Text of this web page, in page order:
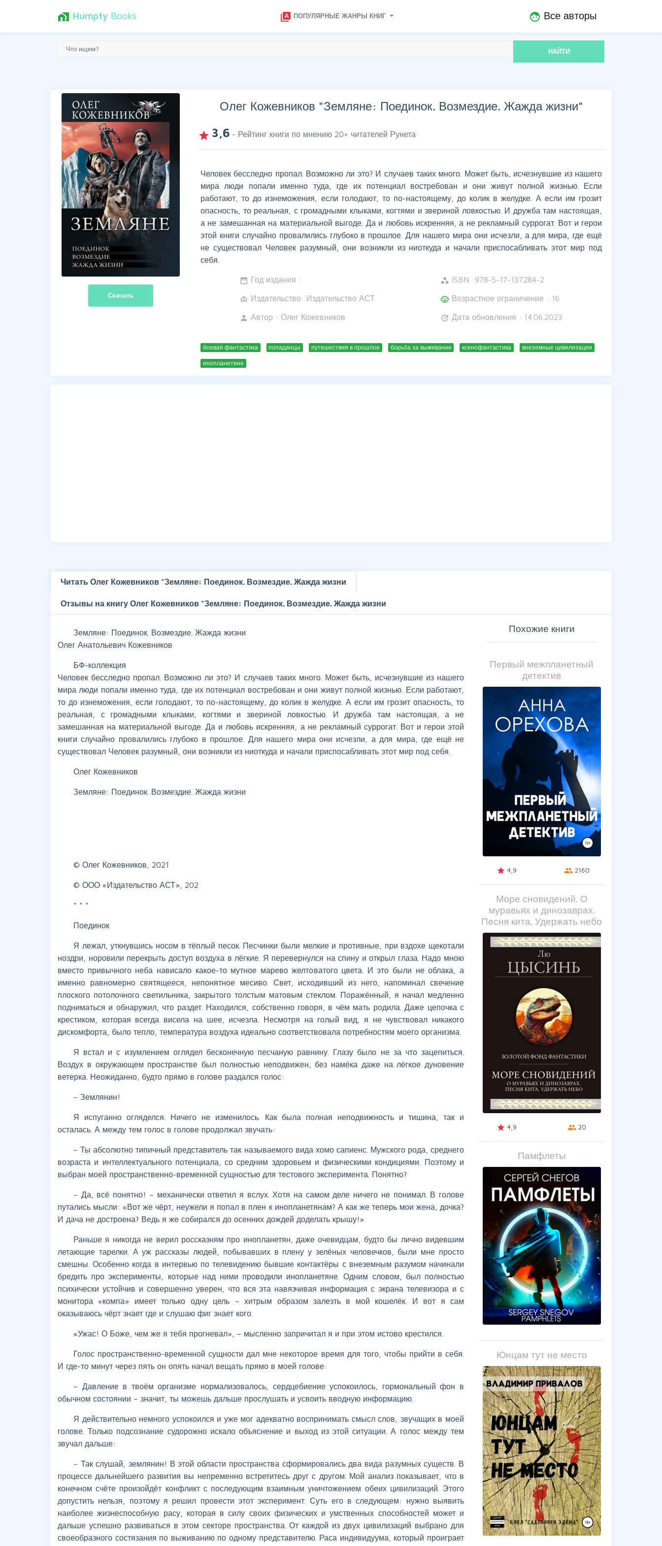
home_work Humpty Books type_specimen ПОПУЛЯРНЫЕ ЖАНРЫ КНИГ face Все авторы
НАЙТИ
Скачать
Олег Кожевников "Земляне: Поединок. Возмездие. Жажда жизни"
grade 3,6 - Рейтинг книги по мнению 20+ читателей Рунета
Человек бесследно пропал. Возможно ли это? И случаев таких много. Может быть, исчезнувшие из нашего
мира люди попали именно туда, где их потенциал востребован и они живут полной жизнью. Если
работают, то до изнеможения, если голодают, то по-настоящему, до колик в желудке. А если им грозит
опасность, то реальная, с громадными клыками, когтями и звериной ловкостью. И дружба там настоящая,
а не замешанная на материальной выгоде. Да и любовь искренняя, а не рекламный суррогат. Вот и герои
этой книги случайно провалились глубоко в прошлое. Для нашего мира они исчезли, а для мира, где ещё
не существовал Человек разумный, они возникли из ниоткуда и начали приспосабливать этот мир под
себя.
date_range Год издания :
foundation Издательство :Издательство АСТ
person Автор : Олег Кожевников
workspaces ISBN :978-5-17-137284-2
child_careВозрастное ограничение : 16
update Дата обновления : 14.06.2023
боевая фантастика попаданцы путешествия в прошлое борьба за выживание ксенофантастика внеземные цивилизации
инопланетяне
Читать Олег Кожевников "Земляне: Поединок. Возмездие. Жажда жизни
Отзывы на книгу Олег Кожевников "Земляне: Поединок. Возмездие. Жажда жизни
Земляне: Поединок. Возмездие. Жажда жизни
Олег Анатольевич Кожевников
БФ-коллекция
Человек бесследно пропал. Возможно ли это? И случаев таких много. Может быть, исчезнувшие из нашего
мира люди попали именно туда, где их потенциал востребован и они живут полной жизнью. Если работают,
то до изнеможения, если голодают, то по-настоящему, до колик в желудке. А если им грозит опасность, то
реальная, с громадными клыками, когтями и звериной ловкостью. И дружба там настоящая, а не
замешанная на материальной выгоде. Да и любовь искренняя, а не рекламный суррогат. Вот и герои этой
книги случайно провалились глубоко в прошлое. Для нашего мира они исчезли, а для мира, где ещё не
существовал Человек разумный, они возникли из ниоткуда и начали приспосабливать этот мир под себя.
Олег Кожевников
Земляне: Поединок. Возмездие. Жажда жизни
© Олег Кожевников, 2021
© ООО «Издательство АСТ», 202
* * *
Поединок
Я лежал, уткнувшись носом в тёплый песок. Песчинки были мелкие и противные, при вздохе щекотали
ноздри, норовили перекрыть доступ воздуха в лёгкие. Я перевернулся на спину и открыл глаза. Надо мною
вместо привычного неба нависало какое-то мутное марево желтоватого цвета. И это были не облака, а
именно равномерно святящееся, непонятное месиво. Свет, исходивший из него, напоминал свечение
плоского потолочного светильника, закрытого толстым матовым стеклом. Поражённый, я начал медленно
подниматься и обнаружил, что раздет. Находился, собственно говоря, в чём мать родила. Даже цепочка с
крестиком, которая всегда висела на шее, исчезла. Несмотря на голый вид, я не чувствовал никакого
дискомфорта, было тепло, температура воздуха идеально соответствовала потребностям моего организма.
Я встал и с изумлением оглядел бесконечную песчаную равнину. Глазу было не за что зацепиться.
Воздух в окружающем пространстве был полностью неподвижен, без намёка даже на лёгкое дуновение
ветерка. Неожиданно, будто прямо в голове раздался голос:
– Землянин!
Я испуганно огляделся. Ничего не изменилось. Как была полная неподвижность и тишина, так и
осталась. А между тем голос в голове продолжал звучать:
– Ты абсолютно типичный представитель так называемого вида хомо сапиенс. Мужского рода, среднего
возраста и интеллектуального потенциала, со средним здоровьем и физическими кондициями. Поэтому и
выбран моей пространственно-временной сущностью для тестового эксперимента. Понятно?
– Да, всё понятно! – механически ответил я вслух. Хотя на самом деле ничего не понимал. В голове
путались мысли: «Вот же чёрт, неужели я попал в плен к инопланетянам? А как же теперь мои жена, дочка?
И дача не достроена? Ведь я же собирался до осенних дождей доделать крышу!»
Раньше я никогда не верил россказням про инопланетян, даже очевидцам, будто бы лично видевшим
летающие тарелки. А уж рассказы людей, побывавших в плену у зелёных человечков, были мне просто
смешны. Особенно когда в интервью по телевидению бывшие контактёры с внеземным разумом начинали
бредить про эксперименты, которые над ними проводили инопланетяне. Одним словом, был полностью
психически устойчив и совершенно уверен, что вся эта навязчивая информация с экрана телевизора и с
монитора «компа» имеет только одну цель – хитрым образом залезть в мой кошелёк. И вот я сам
оказываюсь чёрт знает где и слушаю фиг знает кого.
«Ужас! О Боже, чем же я тебя прогневал», – мысленно запричитал я и при этом истово крестился.
Голос пространственно-временной сущности дал мне некоторое время для того, чтобы прийти в себя.
И где-то минут через пять он опять начал вещать прямо в моей голове:
– Давление в твоём организме нормализовалось, сердцебиение успокоилось, гормональный фон в
обычном состоянии – значит, ты можешь дальше прослушать и усвоить вводную информацию.
Я действительно немного успокоился и уже мог адекватно воспринимать смысл слов, звучащих в моей
голове. Только подсознание судорожно искало объяснение и выход из этой ситуации. А голос между тем
звучал дальше:
– Так слушай, землянин! В этой области пространства сформировались два вида разумных существ. В
процессе дальнейшего развития вы непременно встретитесь друг с другом. Мой анализ показывает, что в
конечном счёте произойдёт конфликт с последующим взаимным уничтожением обеих цивилизаций. Этого
допустить нельзя, поэтому я решил провести этот эксперимент. Суть его в следующем: нужно выявить
наиболее жизнеспособную расу, которая в силу своих физических и умственных способностей может и
дальше успешно развиваться в этом секторе пространства. От каждой из двух цивилизаций выбрано для
своеобразного состязания по выживанию по одному представителю. Раса индивидуума, который проиграет
Похожие книги
Первый межпланетный
детектив
grade 4,9 group 2160
Море сновидений. О
муравьях и динозаврах.
Песня кита. Удержать небо
grade 4,9 group 20
Памфлеты
Юнцам тут не место